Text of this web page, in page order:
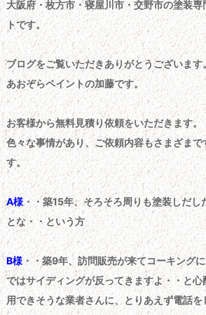
問合せ フォーム
サイト マップ
お 知らせ・ブログ
大阪府・枚方市・寝屋川市・交野市の塗装
トです。
ブログをご覧いただきありがとうございます
あおぞらペイントの加藤です。
お客様から無料見積り依頼をいただきます。
色々な事情があり、ご依頼内容もさまざま
す。
A様・・築15年、そろそろ周りも塗装しだし
とな・・という方
B様・・築9年、訪問販売が来てコーキング
ではサイディングが反ってきますよ・・と
用できそうな業者さんに、とりあえず電話